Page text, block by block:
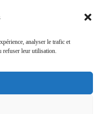
analyser le trafic et
refuser leur utilisation.
Inscris-
toi
.